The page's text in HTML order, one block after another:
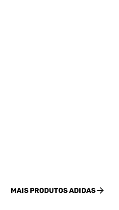
MAIS PRODUTOSADIDAS